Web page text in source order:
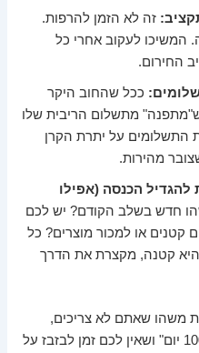
זה לא הזמן להרפות.
המשיכו לעקוב אחרי כל
החירום.
ככל שהחוב היקר
מתשלום הריבית שלו
התשלומים על יתרת הקרן
מהירות.
להגדיל הכנסה (אפילו
חדש בשלב הקודם? יש לכם
קטנים או למכור מוצרים? כל
קטנה, מקצרת את הדרך
משהו שאתם לא צריכים,
תגידו לו שאתם "בטראנס פיננסי 100 יום" ושאין לכם זמן לבזבז על